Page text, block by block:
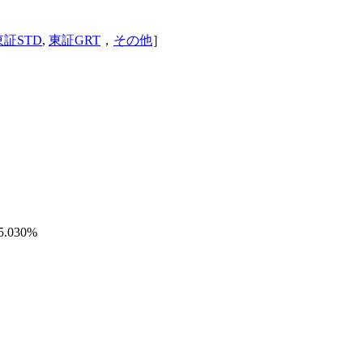
証STD, 東証GRT ， その他］